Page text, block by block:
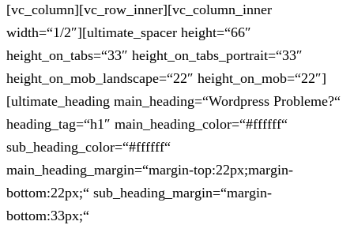
[vc_column][vc_row_inner][vc_column_inner
width=“1/2″][ultimate_spacer height=“66″
height_on_tabs=“33″ height_on_tabs_portrait=“33″
height_on_mob_landscape=“22″ height_on_mob=“22″]
[ultimate_heading main_heading=“Wordpress Probleme?“
heading_tag=“h1″ main_heading_color=“#ffffff“
sub_heading_color=“#ffffff“
main_heading_margin=“margin-top:22px;margin-
bottom:22px;“ sub_heading_margin=“margin-
bottom:33px;“